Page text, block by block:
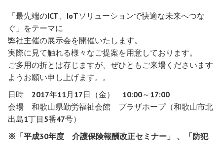
「最先端のICT、IoTソリューションで快適な未来へつな
ぐ」をテーマに
弊社主催の展示会を開催いたします。
実際に見て触れる様々なご提案を用意しております。
ご多用の折とは存じますが、ぜひともご来場くださいます
ようお願い申し上げます。。
日時 2017年11月17日（金） 10:00～17:00
会場 和歌山県勤労福祉会館 プラザホープ（和歌山市北
出島1丁目5番47号）
※「平成30年度 介護保険報酬改正セミナー」 、「防犯